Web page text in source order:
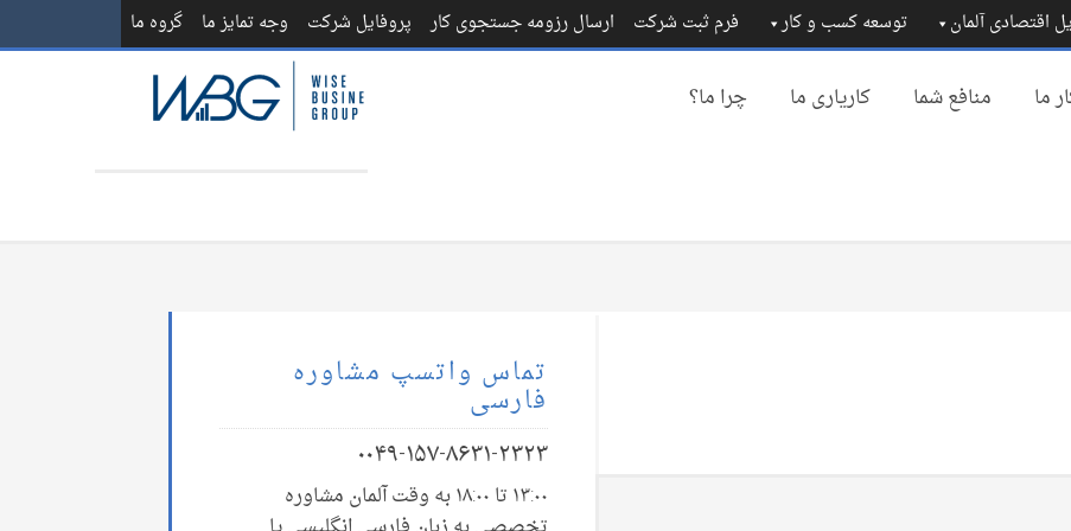
اقتصادی آلمان توسعه کسب و کار فرم ثبت شرکت ارسال رزومه جستجوی کار پروفایل شرکت وجه تمایز ما گروه ما
ما منافع شما کاریاری ما چرا ما؟
تماس واتسپ مشاوره
فارسی
۰۰۴۹-۱۵۷-۸۶۳۱-۲۳۲۳
۱۳:۰۰ تا ۱۸:۰۰ به وقت آلمان مشاوره